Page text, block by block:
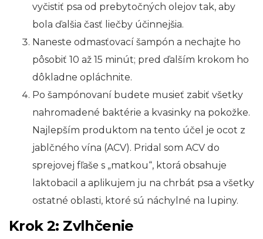
vyčistiť psa od prebytočných olejov tak, aby
bola ďalšia časť liečby účinnejšia.
Naneste odmasťovací šampón a nechajte ho
pôsobiť 10 až 15 minút; pred ďalším krokom ho
dôkladne opláchnite.
Po šampónovaní budete musieť zabiť všetky
nahromadené baktérie a kvasinky na pokožke.
Najlepším produktom na tento účel je ocot z
jablčného vína (ACV). Pridal som ACV do
sprejovej fľaše s „matkou“, ktorá obsahuje
laktobacil a aplikujem ju na chrbát psa a všetky
ostatné oblasti, ktoré sú náchylné na lupiny.
Krok 2: Zvlhčenie